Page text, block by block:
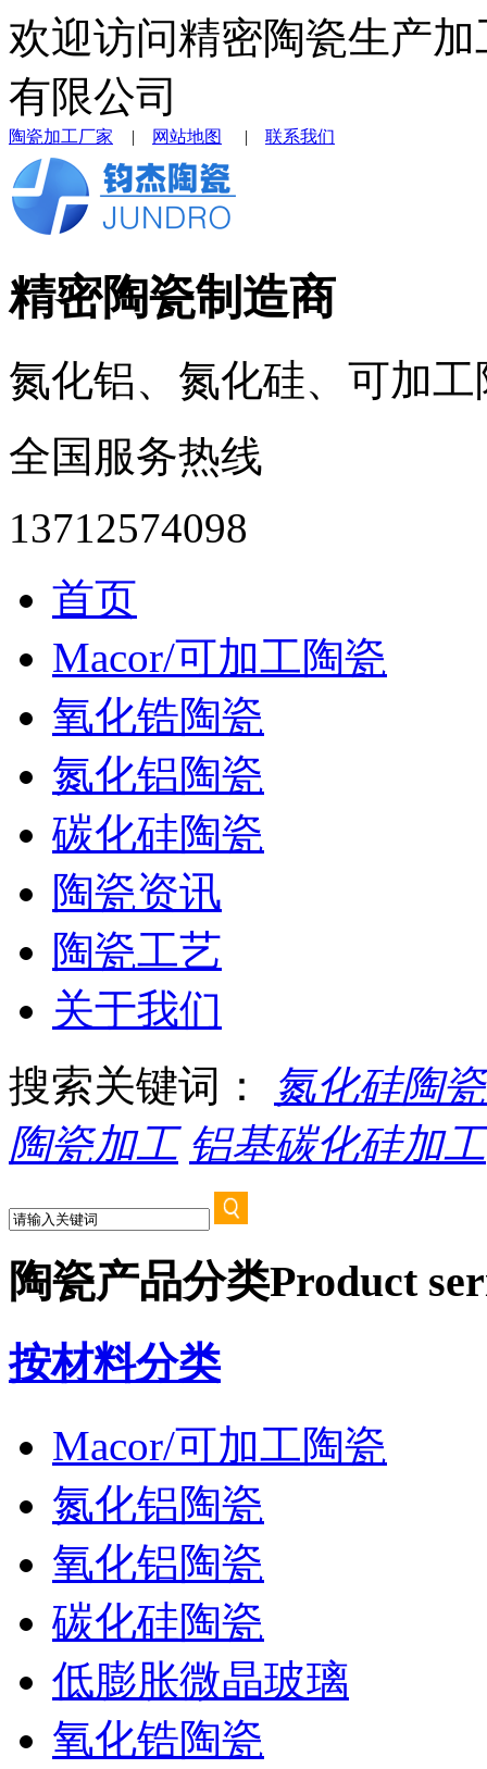
欢迎访问精密陶瓷生产
有限公司
陶瓷加工厂家 | 网站地图 | 联系我们
精密陶瓷制造商
氮化铝、氮化硅、可加
全国服务热线
13712574098
首页
Macor/可加工陶瓷
氧化锆陶瓷
氮化铝陶瓷
碳化硅陶瓷
陶瓷资讯
陶瓷工艺
关于我们
搜索关键词：
氮化硅陶
陶瓷加工 铝基碳化硅加工
陶瓷产品分类Product
按材料分类
Macor/可加工陶瓷
氮化铝陶瓷
氧化铝陶瓷
碳化硅陶瓷
低膨胀微晶玻璃
氧化锆陶瓷